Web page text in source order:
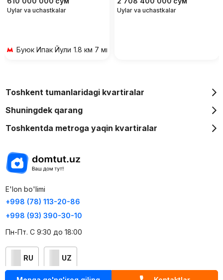
Uylar va uchastkalar
Буюк Ипак Йули 1.8 км 7 мин transportda
Uylar va uchastkalar
Toshkent tumanlaridagi kvartiralar
Shuningdek qarang
Toshkentda metroga yaqin kvartiralar
E'lon bo'limi
+998 (78) 113-20-86
+998 (93) 390-30-10
Пн-Пт. С 9:30 до 18:00
RU UZ